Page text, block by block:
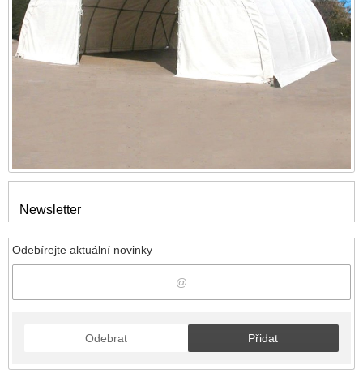
Newsletter
Odebírejte aktuální novinky
Odebrat Přidat